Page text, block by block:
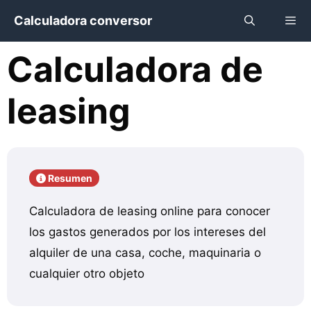
contenido
Calculadora conversor
Calculadora de
leasing
Resumen
Calculadora de leasing online para conocer
los gastos generados por los intereses del
alquiler de una casa, coche, maquinaria o
cualquier otro objeto